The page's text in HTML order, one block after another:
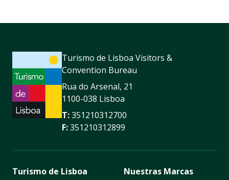
Turismo de Lisboa Visitors &
Convention Bureau
Rua do Arsenal, 21
1100-038 Lisboa
T:351210312700
F:351210312899
Turismo de Lisboa
Nuestras Marcas